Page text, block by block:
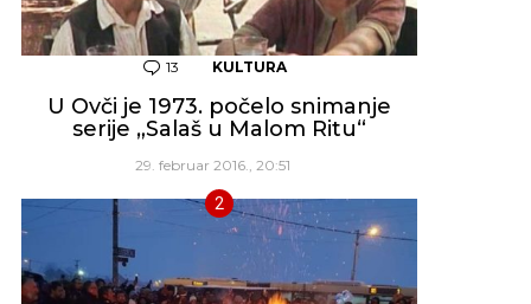
13 Komentara
KULTURA
U Ovči je 1973. počelo snimanje
serije „Salaš u Malom Ritu“
29. februar 2016., 20:51